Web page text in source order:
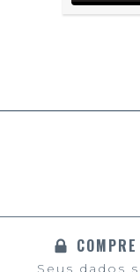
Seus dados